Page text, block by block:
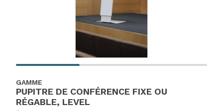
GAMME
PUPITRE DE CONFÉRENCE FIXE OU
RÉGABLE, LEVEL